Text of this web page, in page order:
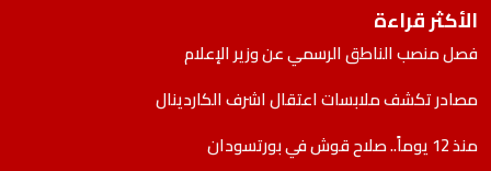
الأكثر قراءة
فصل منصب الناطق الرسمي عن وزير الإعلام
مصادر تكشف ملابسات اعتقال اشرف الكاردينال
منذ 12 يوماً.. صلاح قوش في بورتسودان